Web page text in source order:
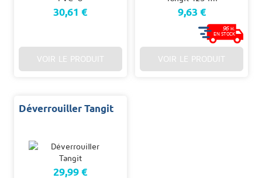
30,61 €
VOIR LE PRODUIT
9,63 €
96H.
EN STOCK
VOIR LE PRODUIT
Déverrouiller Tangit
29,99 €